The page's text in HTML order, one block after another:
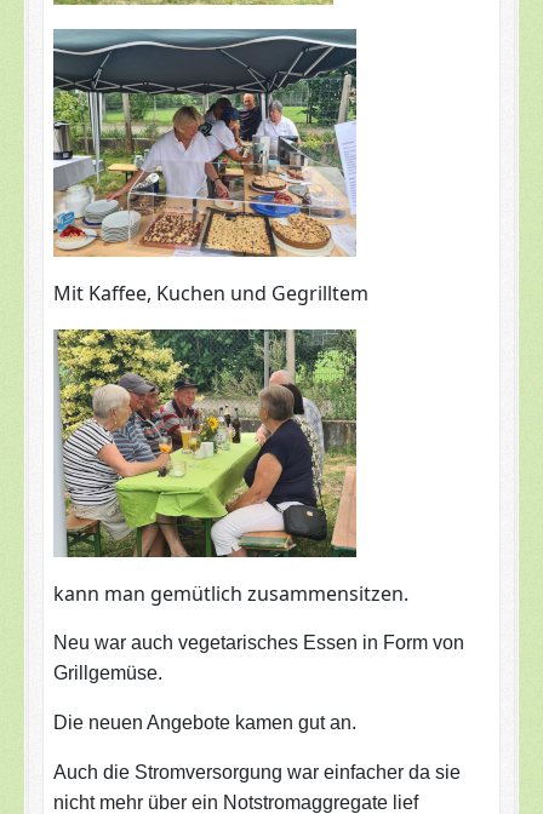
Mit Kaffee, Kuchen und Gegrilltem
kann man gemütlich zusammensitzen.
Neu war auch vegetarisches Essen in Form von
Grillgemüse.
Die neuen Angebote kamen gut an.
Auch die Stromversorgung war einfacher da sie
nicht mehr über ein Notstromaggregate lief